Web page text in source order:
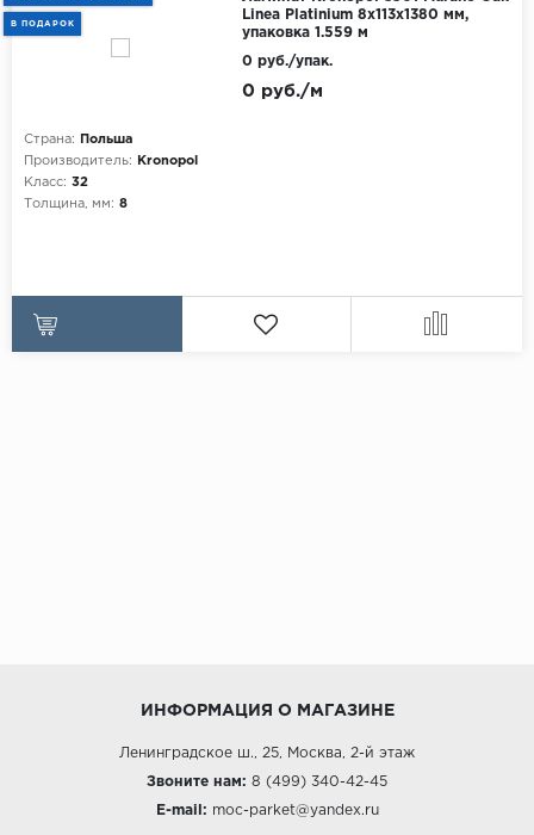
В ПОДАРОК
Linea Platinium 8х113х1380 мм,
упаковка 1.559 м
Страна:
Польша
Производитель:
Kronopol
Класс: 32
Толщина, мм: 8
0 руб./м
0 руб./упак.
ИНФОРМАЦИЯ О МАГАЗИНЕ
Ленинградское ш., 25, Москва, 2-й этаж
Звоните нам: 8 (499) 340-42-45
E-mail: moc-parket@yandex.ru